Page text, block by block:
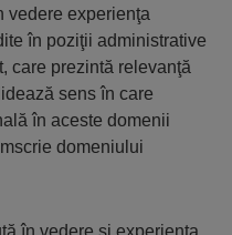
vedere experienţa
în poziţii administrative
care prezintă relevanţă
sens în care
în aceste domenii
domeniului
în vedere şi experienţa